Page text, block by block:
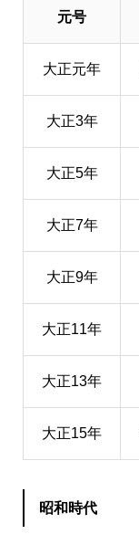
元号
大正元年
大正3年
大正5年
大正7年
大正9年
大正11年
大正13年
大正15年
昭和時代